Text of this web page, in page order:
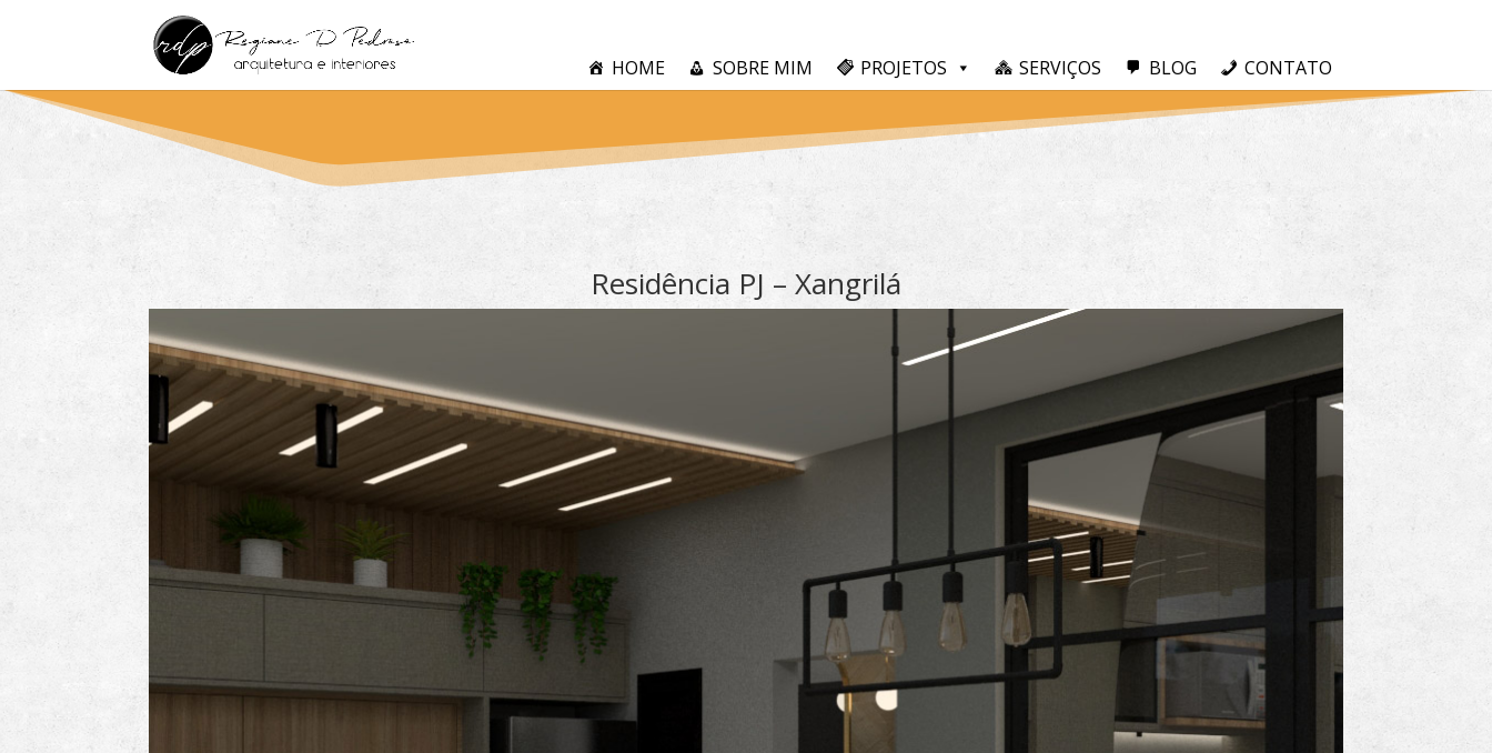
HOME SOBRE MIM PROJETOS SERVIÇOS BLOG CONTATO
Residência PJ – Xangrilá